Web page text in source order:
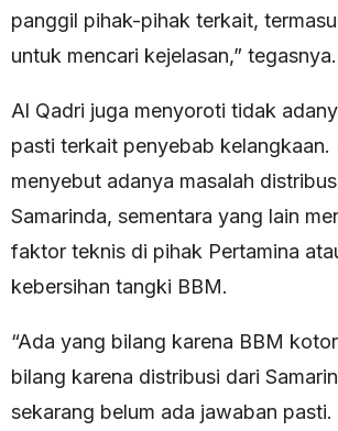
panggil pihak-pihak terkait,
untuk mencari kejelasan,” tegasnya.
Al Qadri juga menyoroti tidak
pasti terkait penyebab kelangkaan.
menyebut adanya masalah
Samarinda, sementara yang lain
faktor teknis di pihak Pertamina
kebersihan tangki BBM.
“Ada yang bilang karena BBM
bilang karena distribusi dari
sekarang belum ada jawaban pasti.